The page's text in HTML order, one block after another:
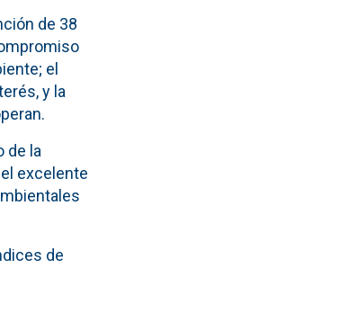
de 38
el
y la
de la
excelente
de